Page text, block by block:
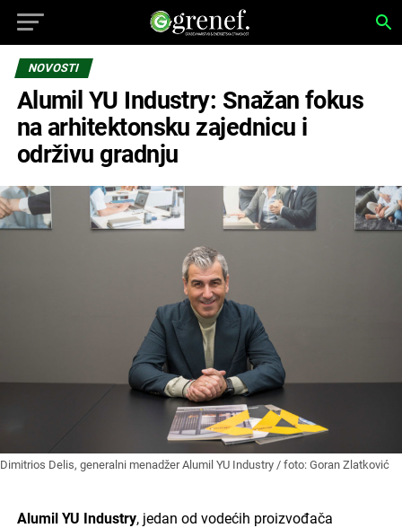
NOVOSTI
Alumil YU Industry: Snažan fokus
na arhitektonsku zajednicu i
održivu gradnju
Dimitrios Delis, generalni menadžer Alumil YU Industry / foto: Goran Zlatković
Alumil YU Industry, jedan od vodećih proizvođača